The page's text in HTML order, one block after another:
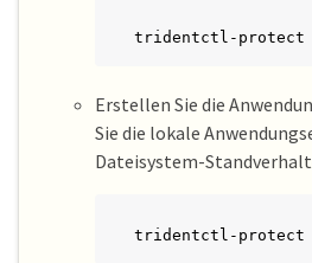
tridentctl-protect
Erstellen Sie die
Sie die lokale
Dateisystem-
tridentctl-protect